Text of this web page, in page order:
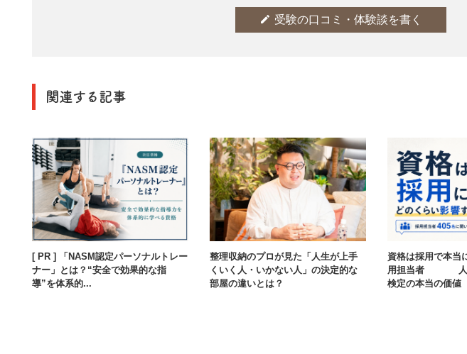
edit 受験の口コミ・体験談を書く
関連する記事
[ PR ] 「NASM認定パーソナルトレー
ナー」とは？“安全で効果的な指
導”を体系的...
整理収納のプロが見た「人生が上手
くいく人・いかない人」の決定的な
部屋の違いとは？
資格は採用で本当
用担当者405人
検定の本当の価値